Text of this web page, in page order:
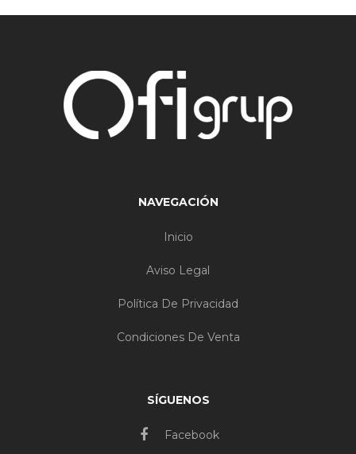
NAVEGACIÓN
Inicio
Aviso Legal
Política De Privacidad
Condiciones De Venta
SÍGUENOS
Facebook